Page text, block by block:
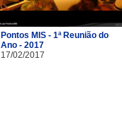
Pontos MIS - 1ª Reunião do
Ano - 2017
17/02/2017